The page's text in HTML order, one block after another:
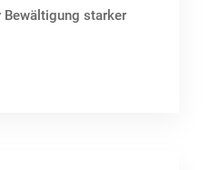
Bewältigung starker